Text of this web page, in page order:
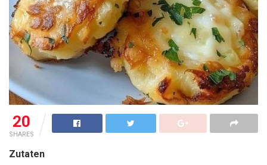
20
SHARES
Zutaten